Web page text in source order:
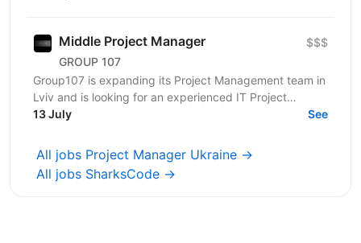
Middle Project Manager
GROUP 107
$$$
Group107 is expanding its Project Management team in
Lviv and is looking for an experienced IT Project
Manager to lead a diverse portfolio of client...
13 July See
All jobs Project Manager Ukraine →
All jobs SharksCode →